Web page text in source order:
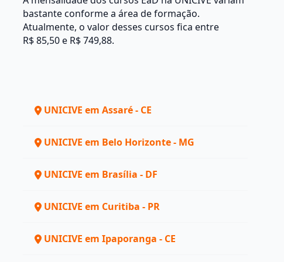
bastante conforme a área de formação.
Atualmente, o valor desses cursos fica entre
R$ 85,50 e R$ 749,88.
UNICIVE em Assaré - CE
UNICIVE em Belo Horizonte - MG
UNICIVE em Brasília - DF
UNICIVE em Curitiba - PR
UNICIVE em Ipaporanga - CE